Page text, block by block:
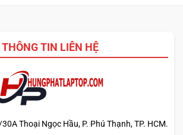
THÔNG TIN LIÊN HỆ
Thoại Ngọc Hầu, P. Phú Thạnh, TP. HCM.